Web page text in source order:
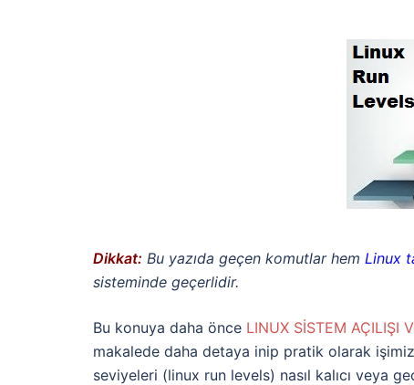
Dikkat: Bu yazıda geçen komutlar hem Linux
sisteminde geçerlidir.
Bu konuya daha önce LINUX SİSTEM AÇILIŞI
makalede daha detaya inip pratik olarak
seviyeleri (linux run levels) nasıl kalıcı veya